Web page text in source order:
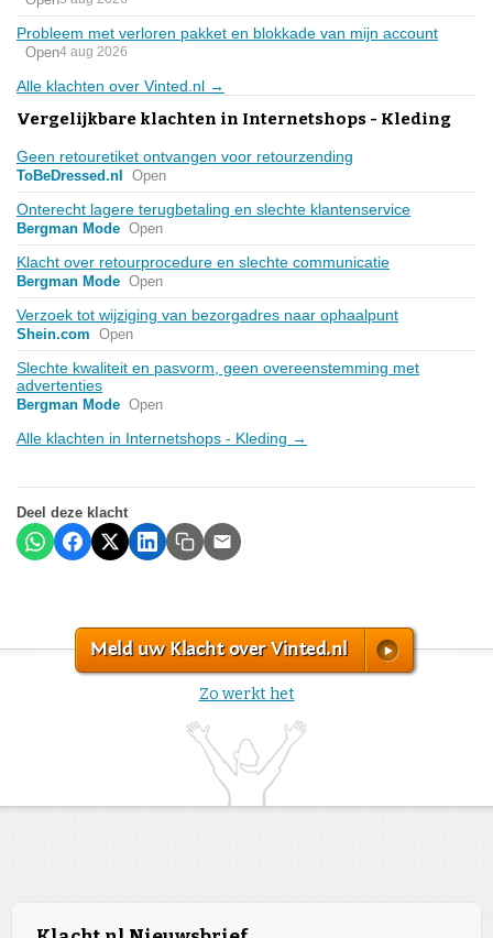
Probleem met verloren pakket en blokkade van mijn account
Open4 aug 2026
Alle klachten over Vinted.nl →
Vergelijkbare klachten in Internetshops - Kleding
Geen retouretiket ontvangen voor retourzending
ToBeDressed.nl Open
Onterecht lagere terugbetaling en slechte klantenservice
Bergman Mode Open
Klacht over retourprocedure en slechte communicatie
Bergman Mode Open
Verzoek tot wijziging van bezorgadres naar ophaalpunt
Shein.com Open
Slechte kwaliteit en pasvorm, geen overeenstemming met
advertenties
Bergman Mode Open
Alle klachten in Internetshops - Kleding →
Deel deze klacht
Meld uw Klacht over Vinted.nl
Zo werkt het